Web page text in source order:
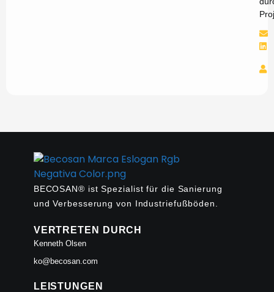
BECOSAN® ist Spezialist für die Sanierung
und Verbesserung von Industriefußböden.
VERTRETEN DURCH
Kenneth Olsen
ko@becosan.com
LEISTUNGEN